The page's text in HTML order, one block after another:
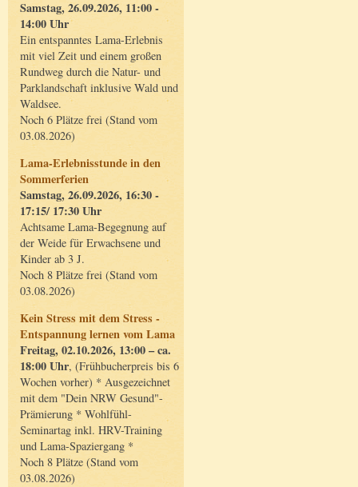
Samstag, 26.09.2026, 11:00 -
14:00 Uhr
Ein entspanntes Lama-Erlebnis
mit viel Zeit und einem großen
Rundweg durch die Natur- und
Parklandschaft inklusive Wald und
Waldsee.
Noch 6 Plätze frei (Stand vom
03.08.2026)
Lama-Erlebnisstunde in den
Sommerferien
Samstag, 26.09.2026, 16:30 -
17:15/ 17:30 Uhr
Achtsame Lama-Begegnung auf
der Weide für Erwachsene und
Kinder ab 3 J.
Noch 8 Plätze frei (Stand vom
03.08.2026)
Kein Stress mit dem Stress -
Entspannung lernen vom Lama
Freitag, 02.10.2026, 13:00 – ca.
18:00 Uhr, (Frühbucherpreis bis 6
Wochen vorher) * Ausgezeichnet
mit dem "Dein NRW Gesund"-
Prämierung * Wohlfühl-
Seminartag inkl. HRV-Training
und Lama-Spaziergang *
Noch 8 Plätze (Stand vom
03.08.2026)